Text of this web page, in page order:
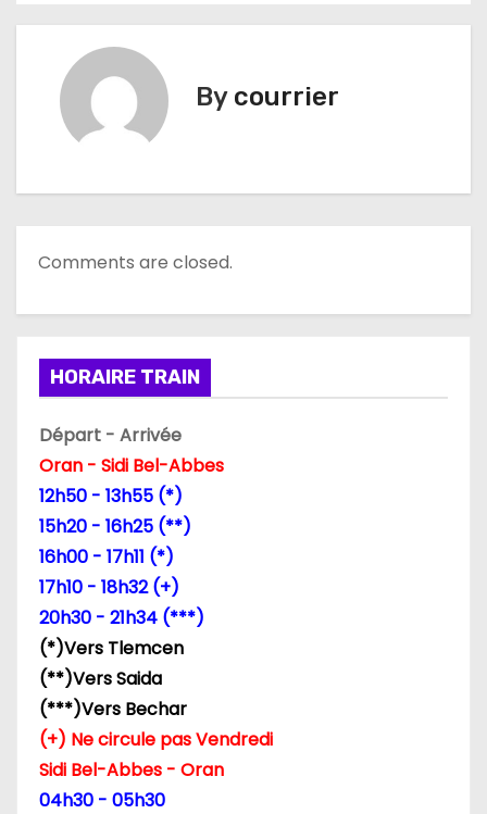
o
n
d
e
a
r
t
c
By courrier
Comments are closed.
HORAIRE TRAIN
Départ - Arrivée
Oran - Sidi Bel-Abbes
12h50 - 13h55 (*)
15h20 - 16h25 (**)
16h00 - 17h11 (*)
17h10 - 18h32 (+)
20h30 - 21h34 (***)
(*)Vers Tlemcen
(**)Vers Saida
(***)Vers Bechar
(+) Ne circule pas Vendredi
Sidi Bel-Abbes - Oran
04h30 - 05h30